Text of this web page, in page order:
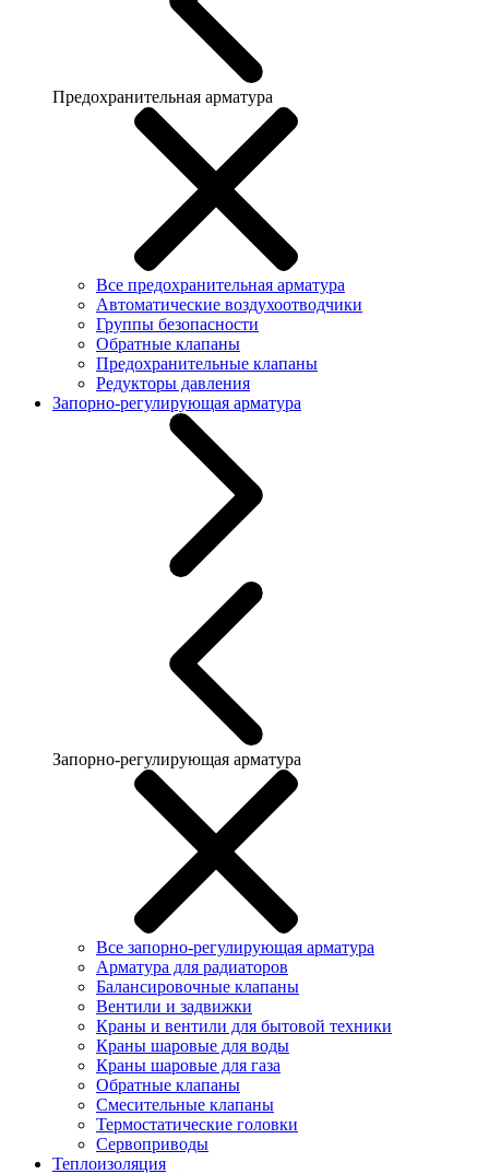
Предохранительная арматура
Все предохранительная арматура
Автоматические воздухоотводчики
Группы безопасности
Обратные клапаны
Предохранительные клапаны
Редукторы давления
Запорно-регулирующая арматура
Запорно-регулирующая арматура
Все запорно-регулирующая арматура
Арматура для радиаторов
Балансировочные клапаны
Вентили и задвижки
Краны и вентили для бытовой техники
Краны шаровые для воды
Краны шаровые для газа
Обратные клапаны
Смесительные клапаны
Термостатические головки
Сервоприводы
Теплоизоляция